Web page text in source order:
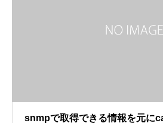
snmpで取得できる情報を元に